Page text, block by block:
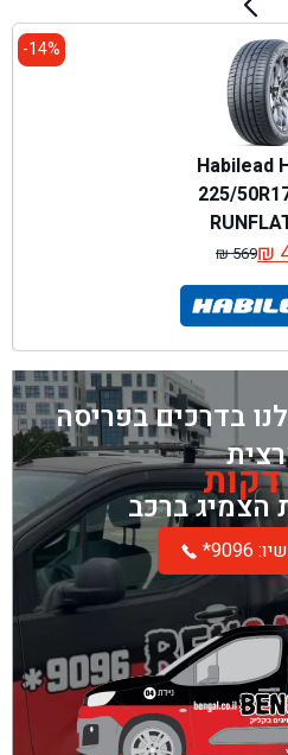
14%-
Habilead
225/
₪569
המחיר
המקורי
היה:
₪ 569.
₪המחיר
הנוכחי
הוא:
₪ 489.
בדרכים בפריסה
הצמיג ברכב
9096